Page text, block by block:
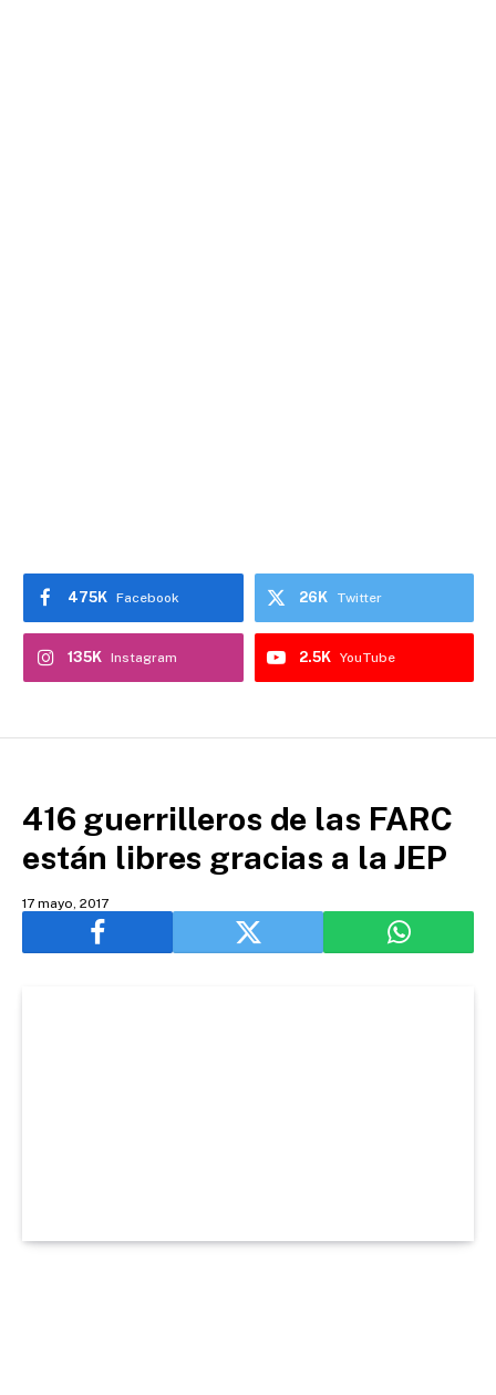
Facebook
475K Twitter
26K
Instagram
135K YouTube
2.5K
416 guerrilleros de las FARC
están libres gracias a la JEP
17 mayo, 2017